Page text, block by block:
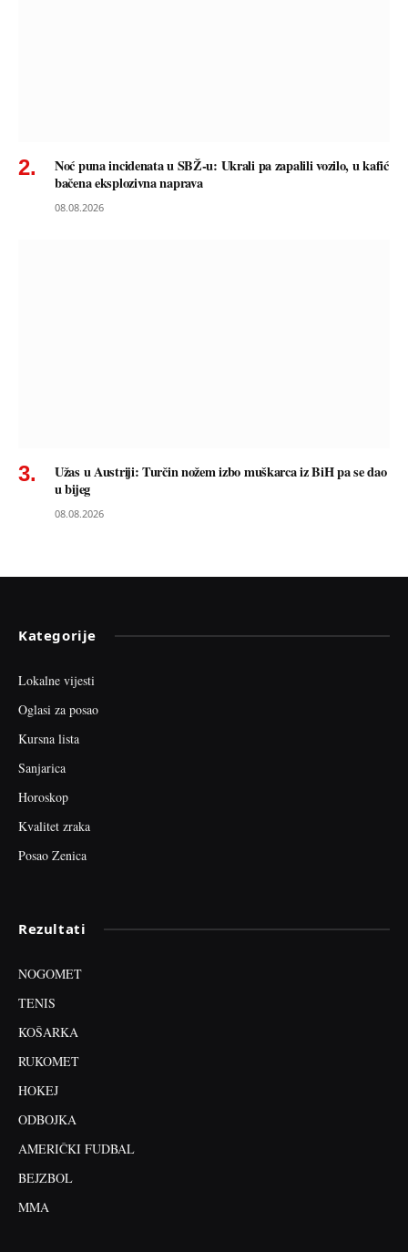
Noć puna incidenata u SBŽ-u: Ukrali pa zapalili vozilo, u kafić
bačena eksplozivna naprava
08.08.2026
Užas u Austriji: Turčin nožem izbo muškarca iz BiH pa se dao
u bijeg
08.08.2026
Kategorije
Lokalne vijesti
Oglasi za posao
Kursna lista
Sanjarica
Horoskop
Kvalitet zraka
Posao Zenica
Rezultati
NOGOMET
TENIS
KOŠARKA
RUKOMET
HOKEJ
ODBOJKA
AMERIČKI FUDBAL
BEJZBOL
MMA